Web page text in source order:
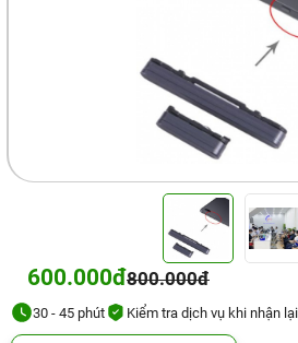
600.000đ800.000đ
30 - 45 phút Kiểm tra dịch vụ khi nhận